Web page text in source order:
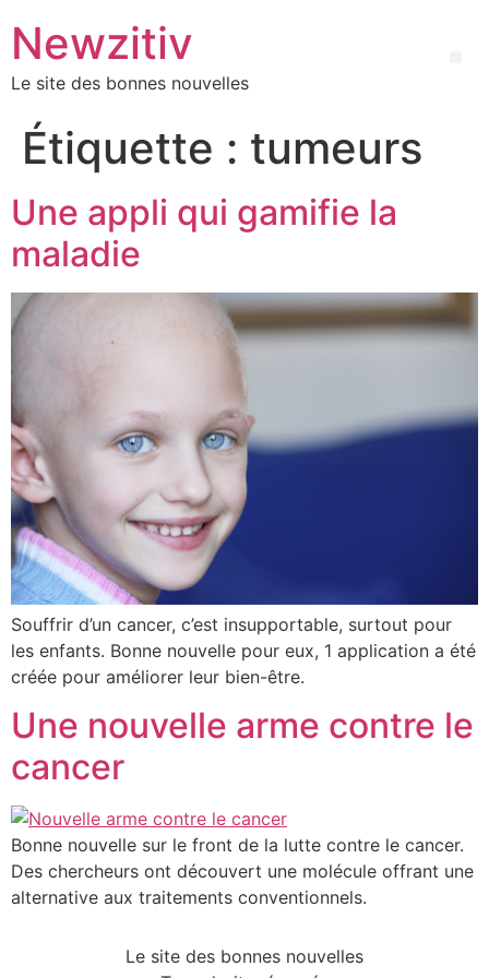
Newzitiv
Le site des bonnes nouvelles
Étiquette : tumeurs
Une appli qui gamifie la
maladie
Souffrir d’un cancer, c’est insupportable, surtout pour
les enfants. Bonne nouvelle pour eux, 1 application a été
créée pour améliorer leur bien-être.
Une nouvelle arme contre le
cancer
Bonne nouvelle sur le front de la lutte contre le cancer.
Des chercheurs ont découvert une molécule offrant une
alternative aux traitements conventionnels.
Le site des bonnes nouvelles